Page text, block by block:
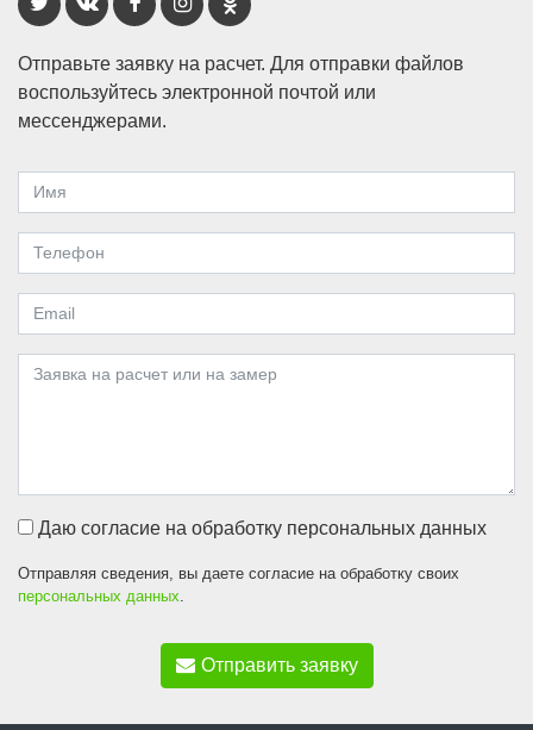
Отправьте заявку на расчет. Для отправки файлов
воспользуйтесь электронной почтой или
мессенджерами.
Даю согласие на обработку персональных данных
Отправляя сведения, вы даете согласие на обработку своих
персональных данных.
Отправить заявку